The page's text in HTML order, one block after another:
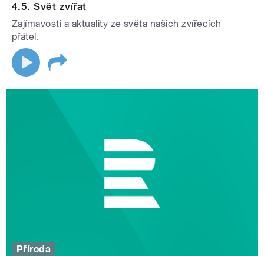
4.5. Svět zvířat
Zajímavosti a aktuality ze světa našich zvířecích
přátel.
Příroda